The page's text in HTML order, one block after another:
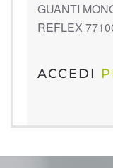
GUANTI
REFLEX
ACCEDI